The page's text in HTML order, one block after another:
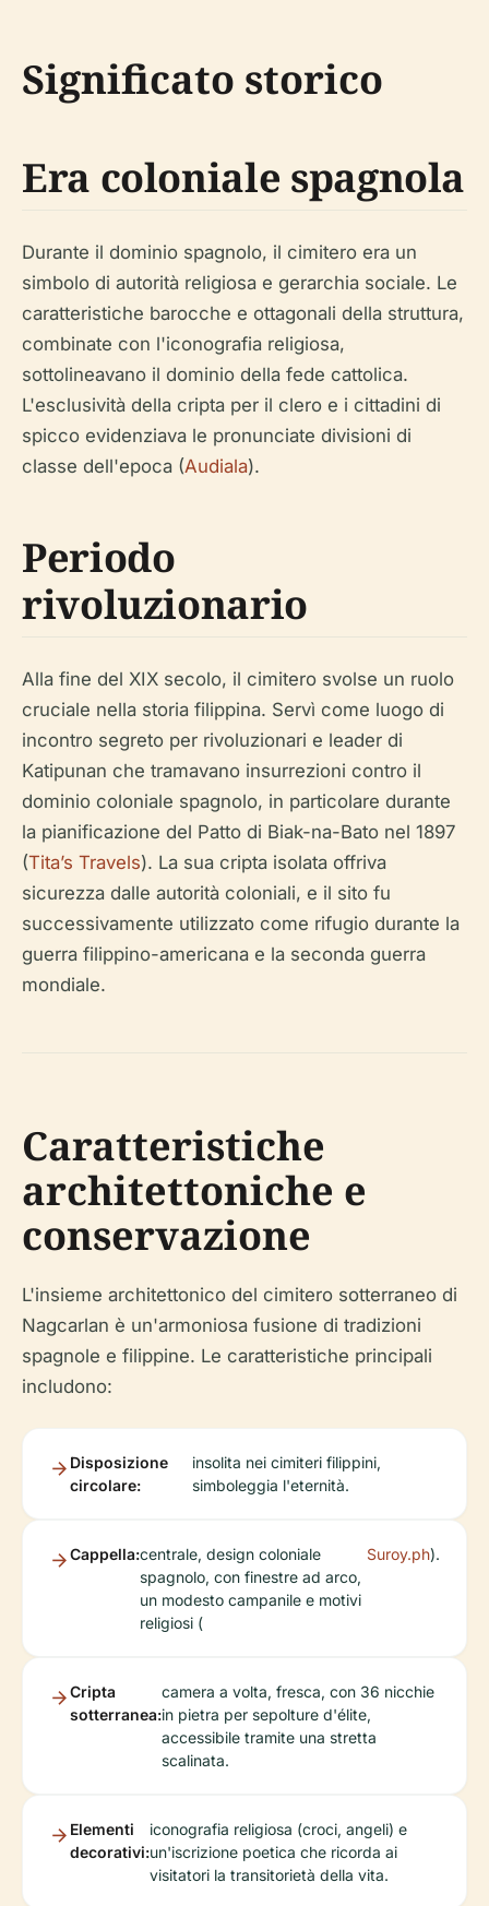
Significato storico
Era coloniale spagnola
Durante il dominio spagnolo, il cimitero era un
simbolo di autorità religiosa e gerarchia sociale. Le
caratteristiche barocche e ottagonali della struttura,
combinate con l'iconografia religiosa,
sottolineavano il dominio della fede cattolica.
L'esclusività della cripta per il clero e i cittadini di
spicco evidenziava le pronunciate divisioni di
classe dell'epoca (Audiala).
Periodo
rivoluzionario
Alla fine del XIX secolo, il cimitero svolse un ruolo
cruciale nella storia filippina. Servì come luogo di
incontro segreto per rivoluzionari e leader di
Katipunan che tramavano insurrezioni contro il
dominio coloniale spagnolo, in particolare durante
la pianificazione del Patto di Biak-na-Bato nel 1897
(Tita’s Travels). La sua cripta isolata offriva
sicurezza dalle autorità coloniali, e il sito fu
successivamente utilizzato come rifugio durante la
guerra filippino-americana e la seconda guerra
mondiale.
Caratteristiche
architettoniche e
conservazione
L'insieme architettonico del cimitero sotterraneo di
Nagcarlan è un'armoniosa fusione di tradizioni
spagnole e filippine. Le caratteristiche principali
includono:
Disposizione
circolare:
insolita nei cimiteri filippini,
simboleggia l'eternità.
Cappella:centrale, design coloniale
spagnolo, con finestre ad arco,
un modesto campanile e motivi
religiosi (
Suroy.ph).
Cripta
sotterranea:
camera a volta, fresca, con 36 nicchie
in pietra per sepolture d'élite,
accessibile tramite una stretta
scalinata.
Elementi
decorativi:
iconografia religiosa (croci, angeli) e
un'iscrizione poetica che ricorda ai
visitatori la transitorietà della vita.